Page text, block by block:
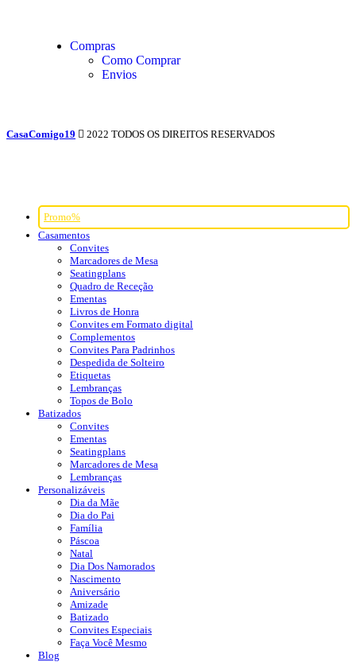
Compras
Como Comprar
Envios
CasaComigo19 2022 TODOS OS DIREITOS RESERVADOS
Promo%
Casamentos
Convites
Marcadores de Mesa
Seatingplans
Quadro de Receção
Ementas
Livros de Honra
Convites em Formato digital
Complementos
Convites Para Padrinhos
Despedida de Solteiro
Etiquetas
Lembranças
Topos de Bolo
Batizados
Convites
Ementas
Seatingplans
Marcadores de Mesa
Lembranças
Personalizáveis
Dia da Mãe
Dia do Pai
Família
Páscoa
Natal
Dia Dos Namorados
Nascimento
Aniversário
Amizade
Batizado
Convites Especiais
Faça Você Mesmo
Blog